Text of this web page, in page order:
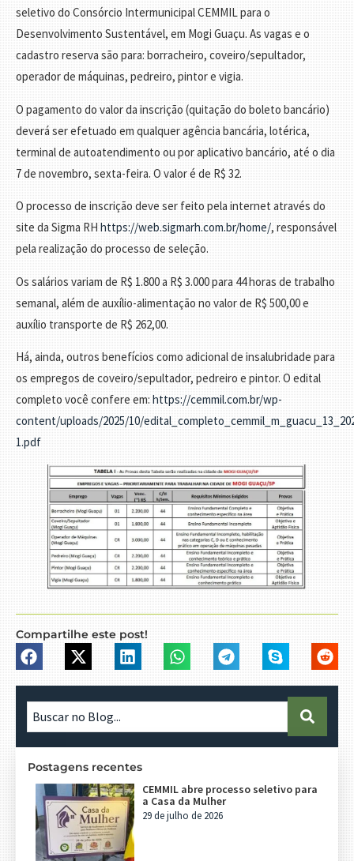
seletivo do Consórcio Intermunicipal CEMMIL para o
Desenvolvimento Sustentável, em Mogi Guaçu. As vagas e o
cadastro reserva são para: borracheiro, coveiro/sepultador,
operador de máquinas, pedreiro, pintor e vigia.
O pagamento do valor da inscrição (quitação do boleto bancário)
deverá ser efetuado em qualquer agência bancária, lotérica,
terminal de autoatendimento ou por aplicativo bancário, até o dia
7 de novembro, sexta-feira. O valor é de R$ 32.
O processo de inscrição deve ser feito pela internet através do
site da Sigma RH https://web.sigmarh.com.br/home/, responsável
pela realização do processo de seleção.
Os salários variam de R$ 1.800 a R$ 3.000 para 44 horas de trabalho
semanal, além de auxílio-alimentação no valor de R$ 500,00 e
auxílio transporte de R$ 262,00.
Há, ainda, outros benefícios como adicional de insalubridade para
os empregos de coveiro/sepultador, pedreiro e pintor. O edital
completo você confere em: https://cemmil.com.br/wp-
content/uploads/2025/10/
1.pdf
Compartilhe este post!
Postagens recentes
CEMMIL abre processo seletivo para
a Casa da Mulher
29 de julho de 2026